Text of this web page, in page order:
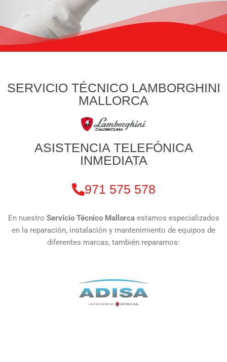
SERVICIO TÉCNICO LAMBORGHINI
MALLORCA
ASISTENCIA TELEFÓNICA
INMEDIATA
971 575 578
En nuestro Servicio Técnico Mallorcaestamos especializados
en la reparación, instalación y mantenimiento de equipos de
diferentes marcas, también reparamos: